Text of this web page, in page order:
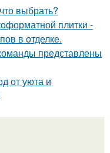
выбрать?
плитки -
в отделке.
представлены
от уюта и